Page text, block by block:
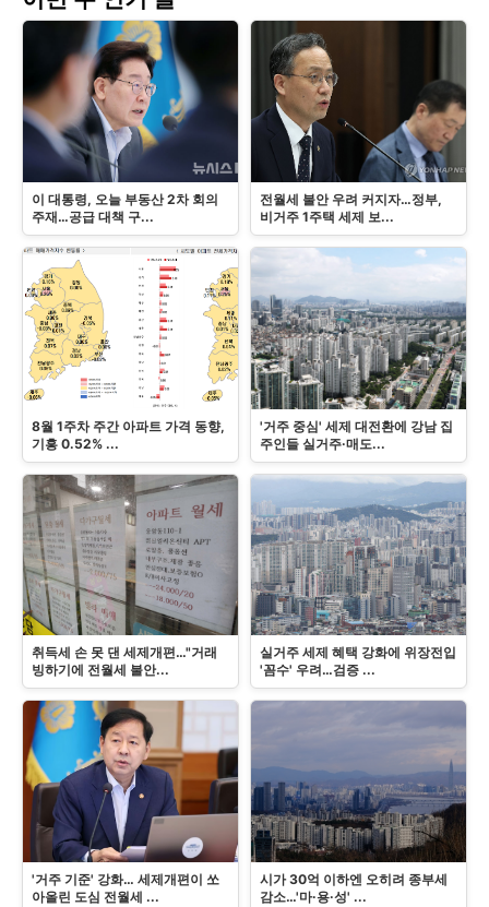
이 대통령, 오늘 부동산 2차 회의
주재…공급 대책 구...
전월세 불안 우려 커지자…정부,
비거주 1주택 세제 보...
8월 1주차 주간 아파트 가격 동향,
기흥 0.52% ...
'거주 중심' 세제 대전환에 강남 집
주인들 실거주·매도...
취득세 손 못 댄 세제개편…"거래
빙하기에 전월세 불안...
실거주 세제 혜택 강화에 위장전입
'꼼수' 우려…검증 ...
'거주 기준' 강화… 세제개편이 쏘
아올린 도심 전월세 ...
시가 30억 이하엔 오히려 종부세
감소…'마·용·성' ...